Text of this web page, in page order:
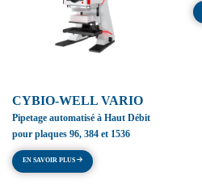
CYBIO-WELL VARIO
Pipetage automatisé à Haut Débit
pour plaques 96, 384 et 1536
EN SAVOIR PLUS